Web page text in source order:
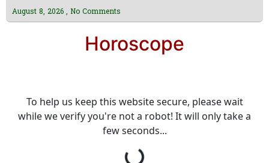
August 8, 2026 No Comments
Horoscope